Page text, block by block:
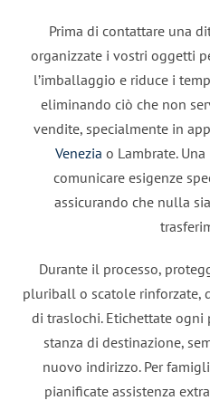
Prima di contattare una
organizzate i vostri oggetti
l’imballaggio e riduce i
eliminando ciò che non
vendite, specialmente in
Venezia o Lambrate.
comunicare esigenze
assicurando che nulla
Durante il processo,
pluriball o scatole rinforzate,
di traslochi. Etichettate
stanza di destinazione,
nuovo indirizzo. Per
pianificate assistenza